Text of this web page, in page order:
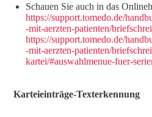
Schauen Sie auch in das
https://support.tomedo.de/
-mit-aerzten-patienten/
https://support.tomedo.de/
-mit-aerzten-patienten/
kartei/#auswahlmenue-fuer-
Karteieinträge-Texterkennung